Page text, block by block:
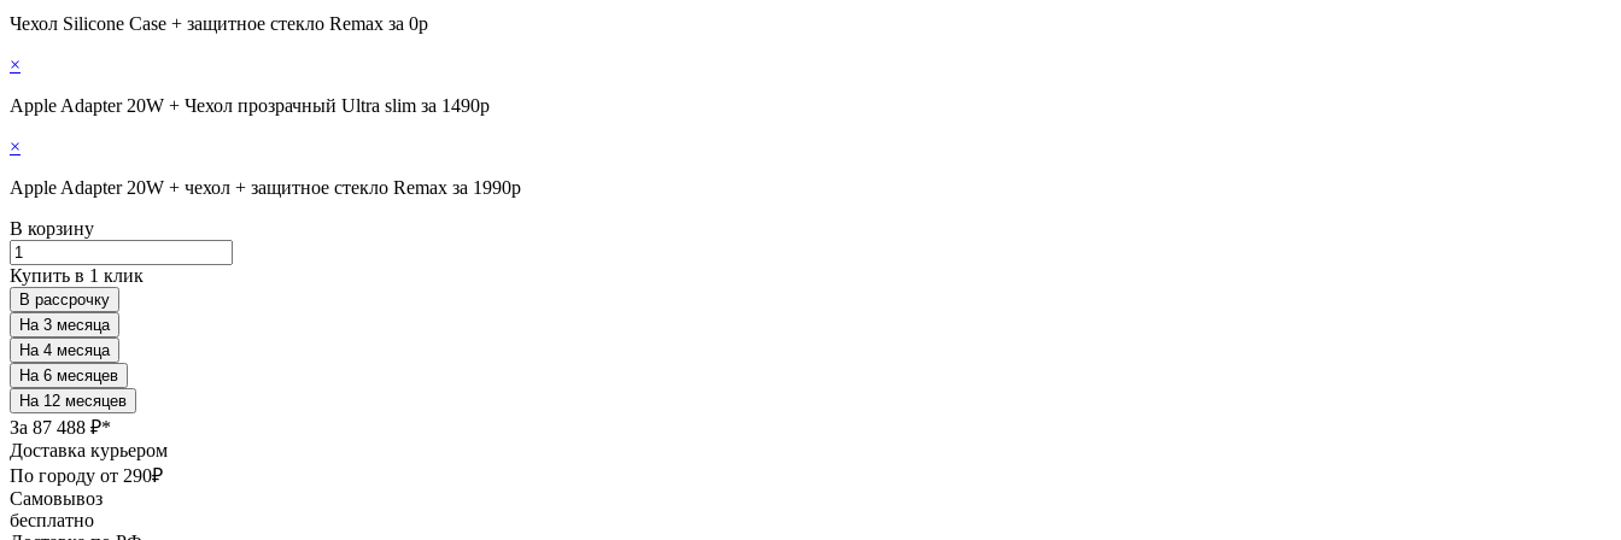
Чехол Silicone Case + защитное стекло Remax за 0р
×
Apple Adapter 20W + Чехол прозрачный Ultra slim за 1490р
×
Apple Adapter 20W + чехол + защитное стекло Remax за 1990р
В корзину
Купить в 1 клик
В рассрочку
За 87 488 ₽*
Доставка курьером
По городу от 290₽
Самовывоз
бесплатно